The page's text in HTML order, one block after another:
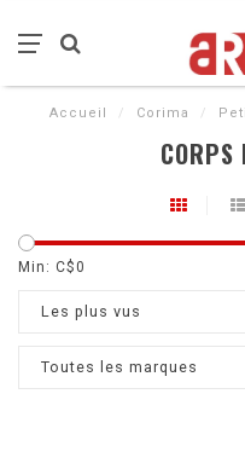
Accueil / Corima /
CORPS
Min: C$0
Les plus vus
Toutes les marques